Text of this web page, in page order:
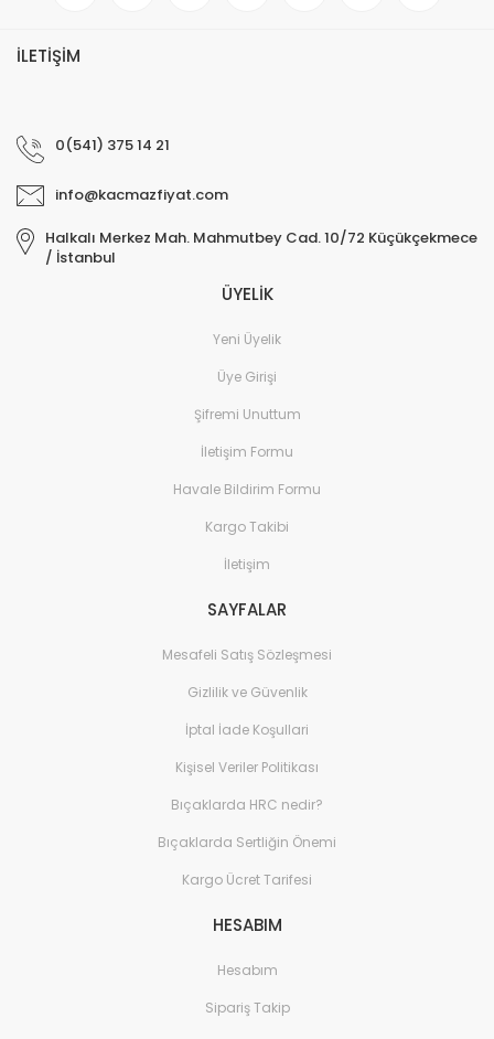
İLETİŞİM
0(541) 375 14 21
info@kacmazfiyat.com
Halkalı Merkez Mah. Mahmutbey Cad. 10/72 Küçükçekmece
/ İstanbul
ÜYELİK
Yeni Üyelik
Üye Girişi
Şifremi Unuttum
İletişim Formu
Havale Bildirim Formu
Kargo Takibi
İletişim
SAYFALAR
Mesafeli Satış Sözleşmesi
Gizlilik ve Güvenlik
İptal İade Koşullari
Kişisel Veriler Politikası
Bıçaklarda HRC nedir?
Bıçaklarda Sertliğin Önemi
Kargo Ücret Tarifesi
HESABIM
Hesabım
Sipariş Takip